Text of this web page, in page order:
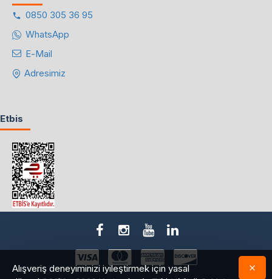
Alışveriş deneyiminizi iyileştirmek için yasal
0850 305 36 95
WhatsApp
E-Mail
Adresimiz
Etbis